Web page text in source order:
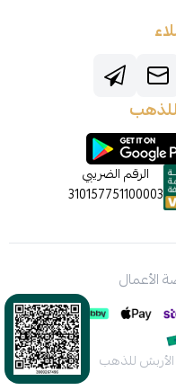
الرقم الضريبي
310157751100003
الأعمال
الأربش للذهب